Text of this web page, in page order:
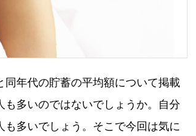
年代の貯蓄の平均額について掲載
多いのではないでしょうか。自分
多いでしょう。そこで今回は気に